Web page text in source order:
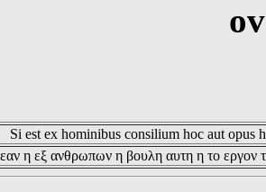
Si est ex hominibus consilium hoc aut opus
η εξ ανθρωπων η βουλη αυτη η το εργον